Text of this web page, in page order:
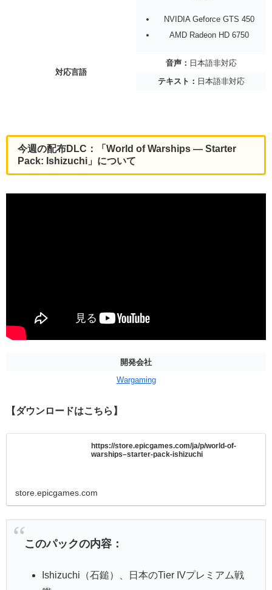
NVIDIA Geforce GTS 450
AMD Radeon HD 6750
対応言語
音声： 日本語非対応
テキスト： 日本語非対応
今週の配布DLC：「World of Warships — Starter
Pack: Ishizuchi」について
開発会社
Wargaming
【ダウンロードはこちら】
https://store.epicgames.com/ja/p/world-of-
warships–starter-pack-ishizuchi
store.epicgames.com
このパックの内容：
Ishizuchi（石鎚）、日本のTier IVプレミアム戦